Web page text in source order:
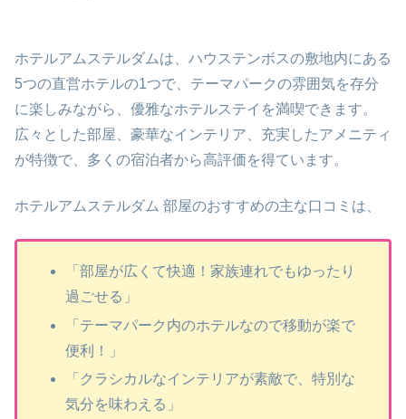
ホテルアムステルダムは、ハウステンボスの敷地内にある
5つの直営ホテルの1つで、テーマパークの雰囲気を存分
に楽しみながら、優雅なホテルステイを満喫できます。
広々とした部屋、豪華なインテリア、充実したアメニティ
が特徴で、多くの宿泊者から高評価を得ています。
ホテルアムステルダム 部屋のおすすめの主な口コミは、
「部屋が広くて快適！家族連れでもゆったり
過ごせる」
「テーマパーク内のホテルなので移動が楽で
便利！」
「クラシカルなインテリアが素敵で、特別な
気分を味わえる」